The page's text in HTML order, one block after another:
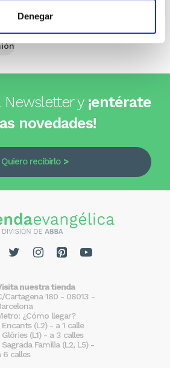
Denegar
0 opiniones
Newsletter y ¡entérate
novedades!
Quiero recibirlo
nuestra tienda
Cartagena 180 - 08013 -
¿Cómo llegar?
Encants (L2) - a 1 calle
Glòries (L1) - a 3 calles
Sagrada Familia (L2, L5) -
6 calles